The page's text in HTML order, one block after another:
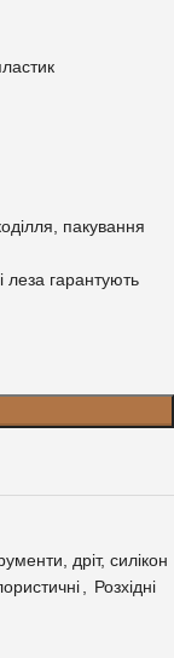
пакування
леза гарантують
дріт, силікон
Розхідні